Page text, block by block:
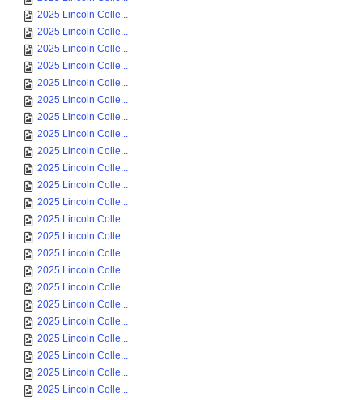
2025 Lincoln Colle...
2025 Lincoln Colle...
2025 Lincoln Colle...
2025 Lincoln Colle...
2025 Lincoln Colle...
2025 Lincoln Colle...
2025 Lincoln Colle...
2025 Lincoln Colle...
2025 Lincoln Colle...
2025 Lincoln Colle...
2025 Lincoln Colle...
2025 Lincoln Colle...
2025 Lincoln Colle...
2025 Lincoln Colle...
2025 Lincoln Colle...
2025 Lincoln Colle...
2025 Lincoln Colle...
2025 Lincoln Colle...
2025 Lincoln Colle...
2025 Lincoln Colle...
2025 Lincoln Colle...
2025 Lincoln Colle...
2025 Lincoln Colle...